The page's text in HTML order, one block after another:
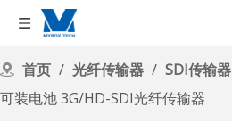
首页 / 光纤传输器 / SDI传输器
可装电池 3G/HD-SDI光纤传输器